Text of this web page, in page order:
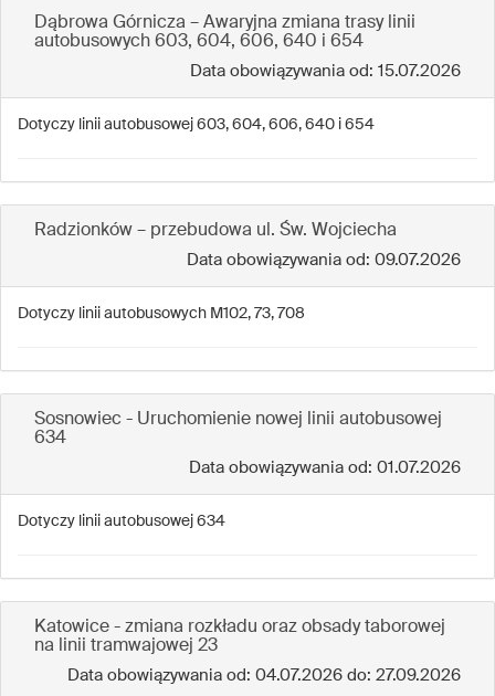
Dąbrowa Górnicza – Awaryjna zmiana trasy linii
autobusowych 603, 604, 606, 640 i 654
Data obowiązywania od: 15.07.2026
Dotyczy linii autobusowej 603, 604, 606, 640 i 654
Radzionków – przebudowa ul. Św. Wojciecha
Data obowiązywania od: 09.07.2026
Dotyczy linii autobusowych M102, 73, 708
Sosnowiec - Uruchomienie nowej linii autobusowej
634
Data obowiązywania od: 01.07.2026
Dotyczy linii autobusowej 634
Katowice - zmiana rozkładu oraz obsady taborowej
na linii tramwajowej 23
Data obowiązywania od: 04.07.2026 do: 27.09.2026